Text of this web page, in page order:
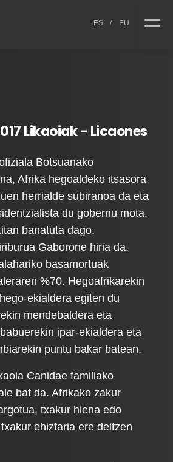
ES / EU
Likaoiak - Licaones
Botsuanako
Afrika hegoaldeko itsasora
herrialde subiranoa da eta
du gobernu mota.
banatuta dago.
Gaborone hiria da.
basamortuak
%70. Hegoafrikarekin
ekialdera egiten du
mendebaldera eta
ipar-ekialdera eta
puntu bakar batean.
Canidae familiako
bat da. Afrikako zakur
txakur hiena edo
ehiztaria ere deitzen